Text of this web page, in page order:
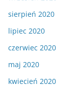
sierpień 2020
lipiec 2020
czerwiec 2020
maj 2020
kwiecień 2020